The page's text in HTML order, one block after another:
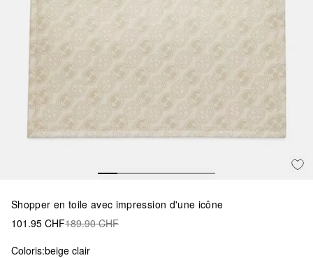
Shopper en toile avec impression d'une icône
101.95 CHF189.90 CHF
Coloris:beige clair